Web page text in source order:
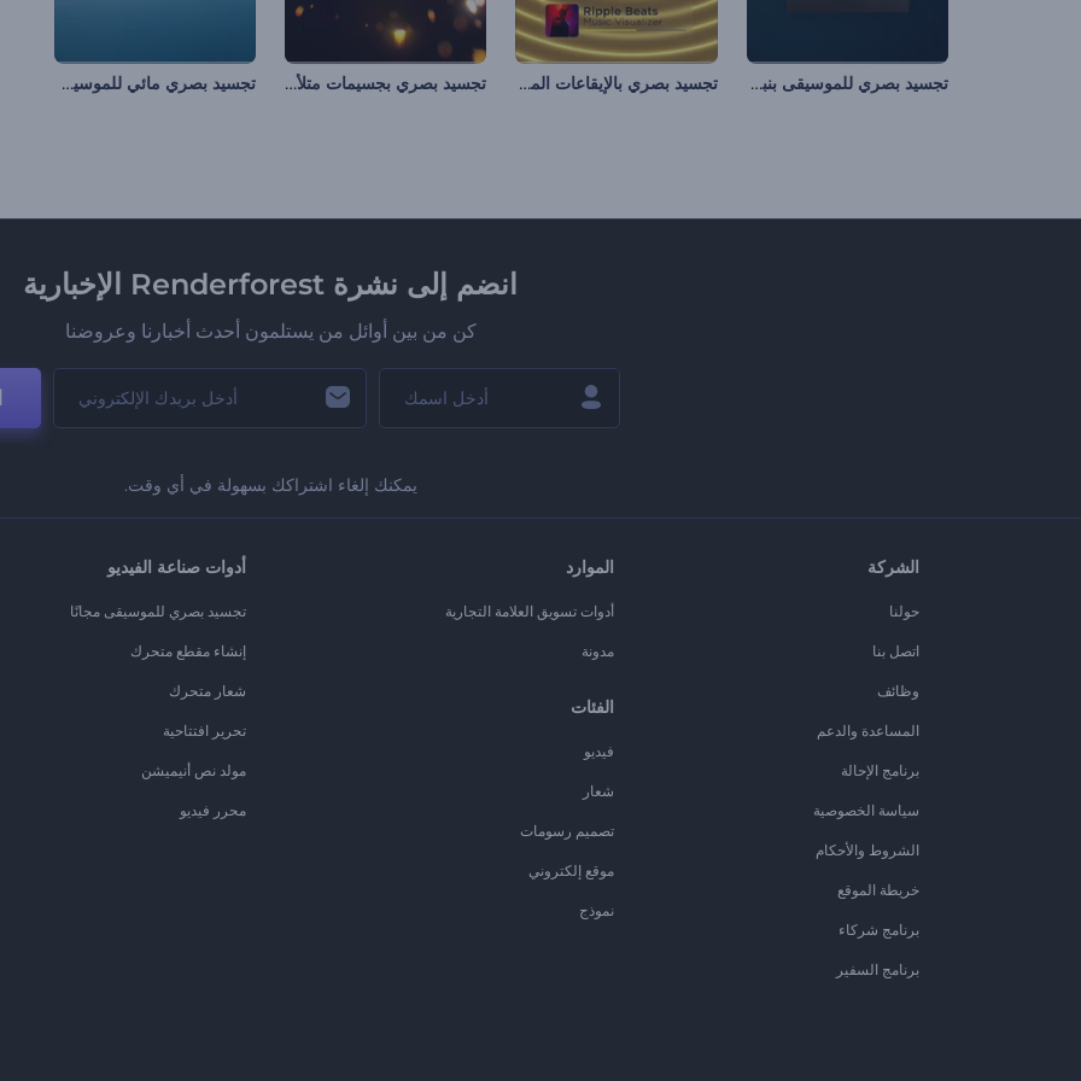
تجسيد بصري للموسيقى بنبضات إيقاعية تجسيد بصري بالإيقاعات المموجة تجسيد بصري بجسيمات متلألئة تجسيد بصري مائي للموسيقى
انضم إلى نشرة Renderforest الإخبارية
كن من بين أوائل من يستلمون أحدث أخبارنا وعروضنا
يمكنك إلغاء اشتراكك بسهولة في أي وقت.
الشركة
حولنا
اتصل بنا
وظائف
المساعدة والدعم
برنامج الإحالة
سياسة الخصوصية
الشروط والأحكام
خريطة الموقع
برنامج شركاء
برنامج السفير
الموارد
أدوات تسويق العلامة التجارية
مدونة
الفئات
فيديو
شعار
تصميم رسومات
موقع إلكتروني
نموذج
أدوات صناعة الفيديو
تجسيد بصري للموسيقى مجانًا
إنشاء مقطع متحرك
شعار متحرك
تحرير افتتاحية
مولد نص أنيميشن
محرر فيديو